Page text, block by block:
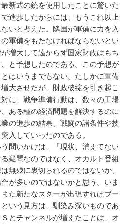
新式の銃を使用したことに驚いた
進歩したからには、もうこれ以上
いと考えた。隣国が軍備に力を入
軍備をもたなければならないとい
増大して遠からず国家財政はもち
と予想したのである。この予想が
はいうまでもない。たしかに軍備
大させたが、財政破綻を引き起こ
に、戦争準備行動は、数々の工場
ある種の経済問題を解決するのに
の進歩の結果、戦闘の諸条件や技
入していったのである。
う問いかけは、「現状、消えてない
疑問なのではなく、オカルト番組
無残に裏切られるのではないか、
が多いのではないかと思う。いま
た新たなスターが出現すればブー
いう見方は、馴染み深いものであ
とチャンネルが増えたことは、オ